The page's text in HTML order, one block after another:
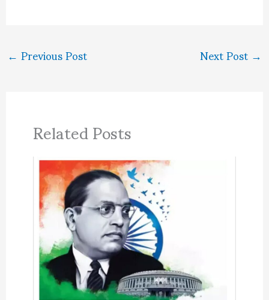
←Previous Post Next Post→
Related Posts